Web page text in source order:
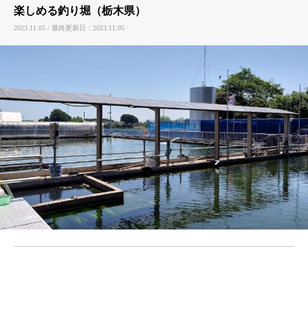
楽しめる釣り堀（栃木県）
2023.11.05 / 最終更新日：2023.11.05